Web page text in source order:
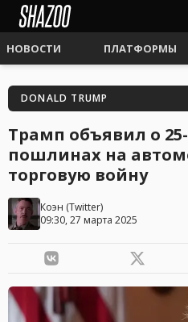
НОВОСТИ ПЛАТФОРМЫ
DONALD TRUMP
Трамп объявил о
пошлинах на
торговую войну
Коэн (Twitter)
09:30, 27 марта 2025